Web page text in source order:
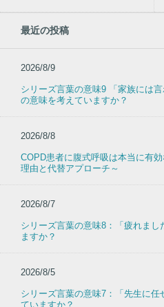
最近の投稿
2026/8/9
シリーズ言葉の意味9 「家族には
の意味を考えていますか？
2026/8/8
COPD患者に腹式呼吸は本当に有
理由と代替アプローチ～
2026/8/7
シリーズ言葉の意味8：「疲れま
ますか？
2026/8/5
シリーズ言葉の意味7：「先生に任
ていますか？